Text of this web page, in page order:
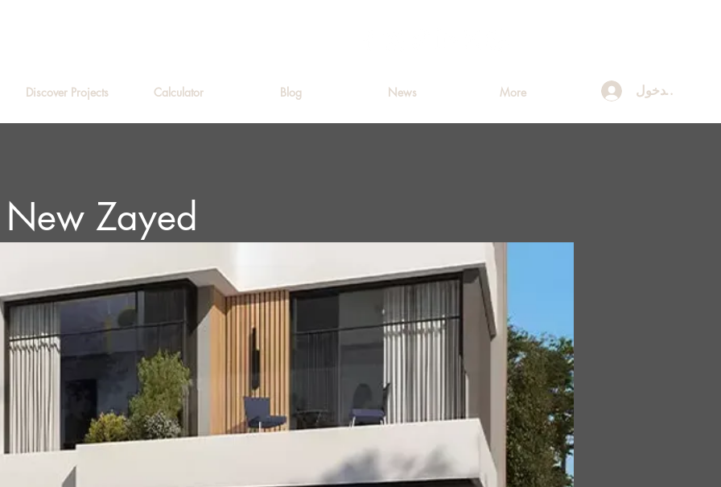
Discover Projects Calculator Blog News More تسجيل الدخول
New Zayed